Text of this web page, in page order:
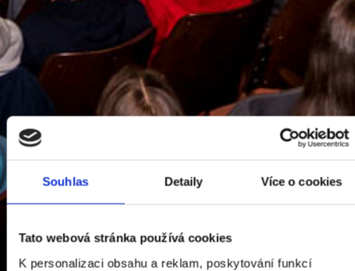
Souhlas Detaily Více o cookies
Tato webová stránka používá cookies
K personalizaci obsahu a reklam, poskytování funkcí